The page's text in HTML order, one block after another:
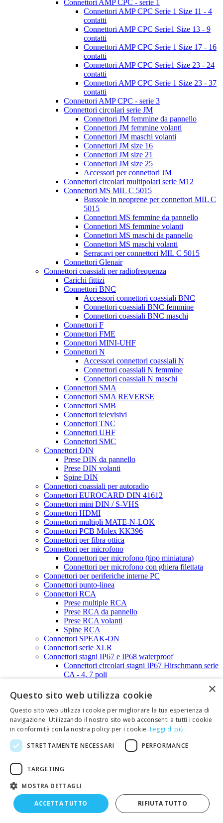
Connettori AMP CPC - serie 1
Connettori AMP CPC Serie 1 Size 11 - 4
contatti
Connettori AMP CPC Serie1 Size 13 - 9
contatti
Connettori AMP CPC Serie 1 Size 17 - 16
contatti
Connettori AMP CPC Serie1 Size 23 - 24
contatti
Connettori AMP CPC Serie 1 Size 23 - 37
contatti
Connettori AMP CPC - serie 3
Connettori circolari serie JM
Connettori JM femmine da pannello
Connettori JM femmine volanti
Connettori JM maschi volanti
Connettori JM size 16
Connettori JM size 21
Connettori JM size 25
Accessori per connettori JM
Connettori circolari multipolari serie M12
Connettori MS MIL C 5015
Bussole in neoprene per connettori MIL C
5015
Connettori MS femmine da pannello
Connettori MS femmine volanti
Connettori MS maschi da pannello
Connettori MS maschi volanti
Serracavi per connettori MIL C 5015
Connettori Glenair
Connettori coassiali per radiofrequenza
Carichi fittizi
Connettori BNC
Accessori connettori coassiali BNC
Connettori coassiali BNC femmine
Connettori coassiali BNC maschi
Connettori F
Connettori FME
Connettori MINI-UHF
Connettori N
Accessori connettori coassiali N
Connettori coassiali N femmine
Connettori coassiali N maschi
Connettori SMA
Connettori SMA REVERSE
Connettori SMB
Connettori televisivi
Connettori TNC
Connettori UHF
Connettori SMC
Connettori DIN
Prese DIN da pannello
Prese DIN volanti
Spine DIN
Connettori coassiali per autoradio
Connettori EUROCARD DIN 41612
Connettori mini DIN / S-VHS
Connettori HDMI
Connettori multipli MATE-N-LOK
Connettori PCB Molex KK396
Connettori per fibra ottica
Connettori per microfono
Connettori per microfono (tipo miniatura)
Connettori per microfono con ghiera filettata
Connettori per periferiche interne PC
Connettori punto-linea
Connettori RCA
Prese multiple RCA
Prese RCA da pannello
Prese RCA volanti
Spine RCA
Connettori SPEAK-ON
Connettori serie XLR
Connettori stagni IP67 e IP68 waterproof
Connettori circolari stagni IP67 Hirschmann serie
CA - 4, 7 poli
5, 7, 12 poli
Connettori Waterproof IP68 - Serie SP11 -
2,3,5 poli
Connettori Waterproof IP68 - Serie SP13 -
2,3,4,5 poli
2,3,4 poli
1,2,3,4,5,6 poli
Connettori STRIP-LINE
Connettori STRIP-LINE passo 2,00mm
Connettori STRIP-LINE passo 2,54mm
×
Questo sito web utilizza cookie
Questo sito web utilizza i cookie per migliorare la tua esperienza di
navigazione. Utilizzando il nostro sito web acconsenti a tutti i cookie
in conformità con la nostra policy per i cookie. Leggi di più
STRETTAMENTE NECESSARI
PERFORMANCE
TARGETING
MOSTRA DETTAGLI
ACCETTA TUTTO RIFIUTA TUTTO